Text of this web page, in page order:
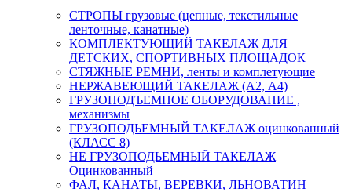
СТРОПЫ грузовые (цепные, текстильные
ленточные, канатные)
КОМПЛЕКТУЮЩИЙ ТАКЕЛАЖ ДЛЯ
ДЕТСКИХ, СПОРТИВНЫХ ПЛОЩАДОК
СТЯЖНЫЕ РЕМНИ, ленты и комплетующие
НЕРЖАВЕЮЩИЙ ТАКЕЛАЖ (А2, А4)
ГРУЗОПОДЪЕМНОЕ ОБОРУДОВАНИЕ ,
механизмы
ГРУЗОПОДЬЕМНЫЙ ТАКЕЛАЖ оцинкованный
(КЛАСС 8)
НЕ ГРУЗОПОДЬЕМНЫЙ ТАКЕЛАЖ
Оцинкованный
ФАЛ, КАНАТЫ, ВЕРЕВКИ, ЛЬНОВАТИН